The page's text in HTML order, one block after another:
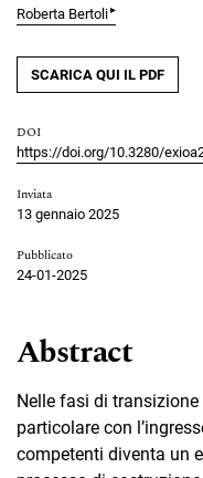
Roberta Bertoli▸
SCARICA QUI IL PDF
DOI
https://doi.org/10.3280/
Inviata
13 gennaio 2025
Pubblicato
24-01-2025
Abstract
Nelle fasi di
particolare con
competenti diventa un